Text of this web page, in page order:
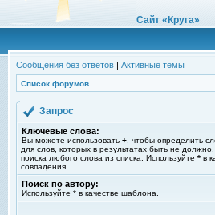
Сайт «Круга»
Сообщения без ответов | Активные темы
Список форумов
Запрос
Ключевые слова:
Вы можете использовать + , чтобы определить
для слов, которых в результатах быть не
поиска любого слова из списка. Используйте * в
совпадения.
Поиск по автору:
Используйте * в качестве шаблона.